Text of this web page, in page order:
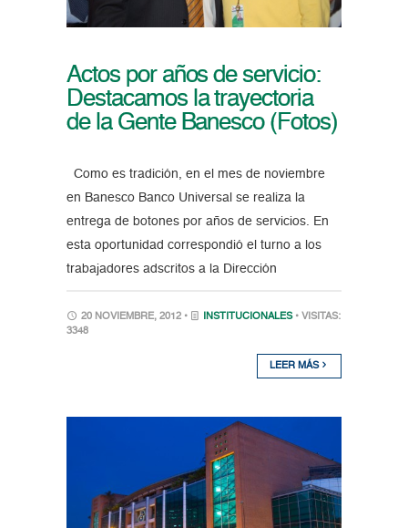
Actos por años de servicio:
Destacamos la trayectoria
de la Gente Banesco (Fotos)
Como es tradición, en el mes de noviembre
en Banesco Banco Universal se realiza la
entrega de botones por años de servicios. En
esta oportunidad correspondió el turno a los
trabajadores adscritos a la Dirección
20 NOVIEMBRE, 2012 • INSTITUCIONALES • VISITAS:
3348
LEER MÁS